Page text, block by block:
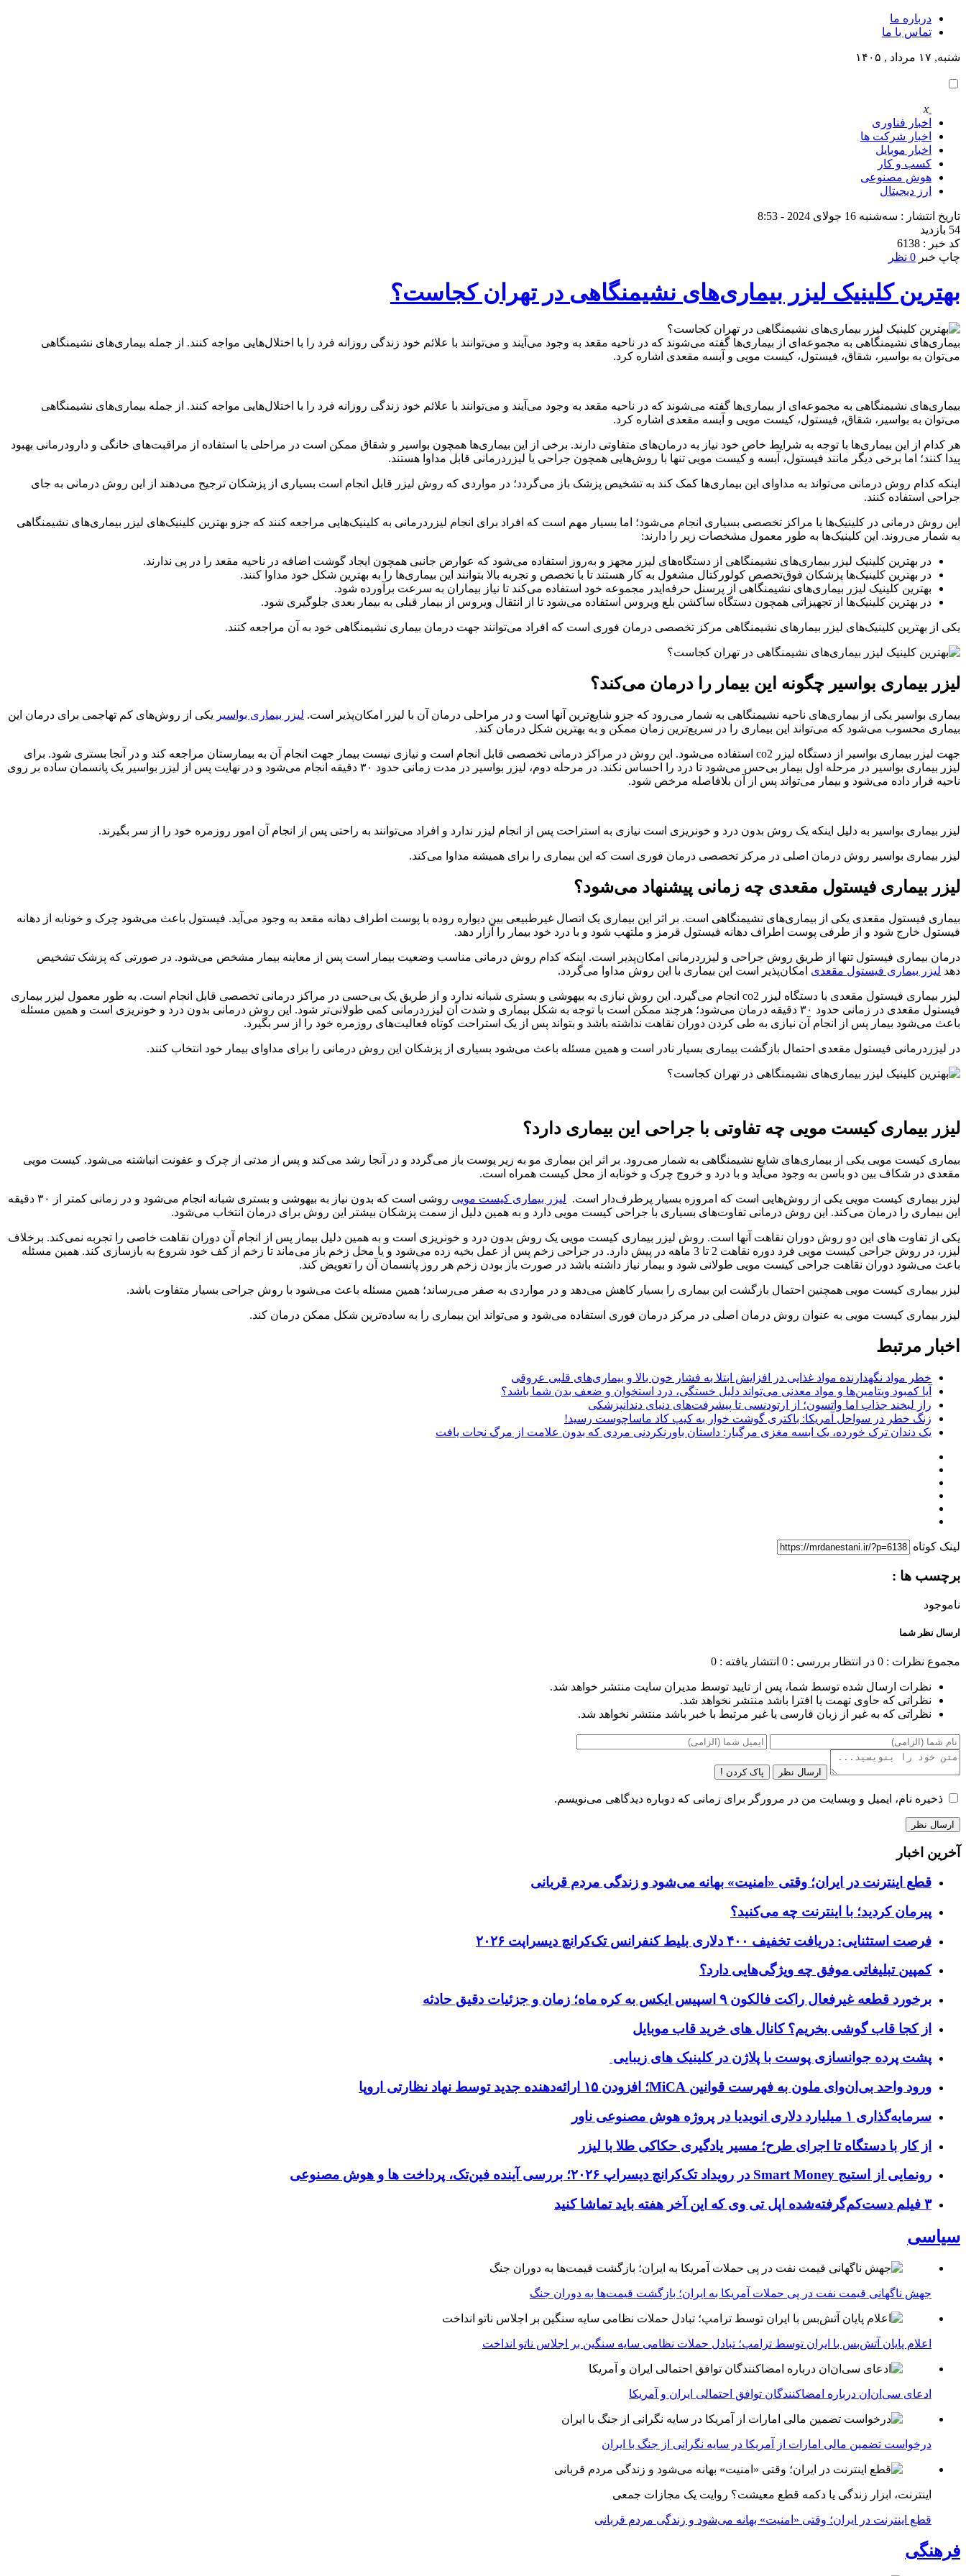
درباره ما
تماس با ما
شنبه, ۱۷ مرداد , ۱۴۰۵
x
اخبار فناوری
اخبار شرکت ها
اخبار موبایل
کسب و کار
هوش مصنوعی
ارز دیجیتال
تاریخ انتشار : سه‌شنبه 16 جولای 2024 - 8:53
54 بازدید
کد خبر : 6138
چاپ خبر 0 نظر
بهترین کلینیک لیزر بیماری‌های نشیمنگاهی در تهران کجاست؟
بیماری‌های نشیمنگاهی به مجموعه‌ای از بیماری‌ها گفته می‌شوند که در ناحیه مقعد به وجود می‌آیند و می‌توانند با علائم خود زندگی روزانه فرد را با اختلال‌هایی مواجه کنند. از جمله بیماری‌های نشیمنگاهی
می‌توان به بواسیر، شقاق، فیستول، کیست مویی و آبسه مقعدی اشاره کرد.
بیماری‌های نشیمنگاهی به مجموعه‌ای از بیماری‌ها گفته می‌شوند که در ناحیه مقعد به وجود می‌آیند و می‌توانند با علائم خود زندگی روزانه فرد را با اختلال‌هایی مواجه کنند. از جمله بیماری‌های نشیمنگاهی
می‌توان به بواسیر، شقاق، فیستول، کیست مویی و آبسه مقعدی اشاره کرد.
هر کدام از این بیماری‌ها با توجه به شرایط خاص خود نیاز به درمان‌های متفاوتی دارند. برخی از این بیماری‌ها همچون بواسیر و شقاق ممکن است در مراحلی با استفاده از مراقبت‌های خانگی و دارودرمانی بهبود
پیدا کنند؛ اما برخی دیگر مانند فیستول، آبسه و کیست مویی تنها با روش‌هایی همچون جراحی یا لیزردرمانی قابل مداوا هستند.
اینکه کدام روش درمانی می‌تواند به مداوای این بیماری‌ها کمک کند به تشخیص پزشک باز می‌گردد؛ در مواردی که روش لیزر قابل انجام است بسیاری از پزشکان ترجیح می‌دهند از این روش درمانی به جای
جراحی استفاده کنند.
این روش درمانی در کلینیک‌ها یا مراکز تخصصی بسیاری انجام می‌شود؛ اما بسیار مهم است که افراد برای انجام لیزردرمانی به کلینیک‌هایی مراجعه کنند که جزو بهترین کلینیک‌های لیزر بیماری‌های نشیمنگاهی
به شمار می‌روند. این کلینیک‌ها به طور معمول مشخصات زیر را دارند:
در بهترین کلینیک لیزر بیماری‌های نشیمنگاهی از دستگاه‌های لیزر مجهز و به‌روز استفاده می‌شود که عوارض جانبی همچون ایجاد گوشت اضافه در ناحیه مقعد را در پی ندارند.
در بهترین کلینیک‌ها پزشکان فوق‌تخصص کولورکتال مشغول به کار هستند تا با تخصص و تجربه بالا بتوانند این بیماری‌ها را به بهترین شکل خود مداوا کنند.
بهترین کلینیک لیزر بیماری‌های نشیمنگاهی از پرسنل حرفه‌ایدر مجموعه خود استفاده می‌کند تا نیاز بیماران به سرعت برآورده شود.
در بهترین کلینیک‌ها از تجهیزاتی همچون دستگاه ساکشن بلع ویروس استفاده می‌شود تا از انتقال ویروس از بیمار قبلی به بیمار بعدی جلوگیری شود.
یکی از بهترین کلینیک‌های لیزر بیمارهای نشیمنگاهی مرکز تخصصی درمان فوری است که افراد می‌توانند جهت درمان بیماری نشیمنگاهی خود به آن مراجعه کنند.
لیزر بیماری بواسیر چگونه این بیمار را درمان می‌کند؟
بیماری بواسیر یکی از بیماری‌های ناحیه نشیمنگاهی به شمار می‌رود که جزو شایع‌ترین آنها است و در مراحلی درمان آن با لیزر امکان‌پذیر است. لیزر بیماری بواسیر یکی از روش‌های کم تهاجمی برای درمان این
بیماری محسوب می‌شود که می‌تواند این بیماری را در سریع‌ترین زمان ممکن و به بهترین شکل درمان کند.
جهت لیزر بیماری بواسیر از دستگاه لیزر co2 استفاده می‌شود. این روش در مراکز درمانی تخصصی قابل انجام است و نیازی نیست بیمار جهت انجام آن به بیمارستان مراجعه کند و در آنجا بستری شود. برای
لیزر بیماری بواسیر در مرحله اول بیمار بی‌حس می‌شود تا درد را احساس نکند. در مرحله دوم، لیزر بواسیر در مدت زمانی حدود ۳۰ دقیقه انجام می‌شود و در نهایت پس از لیزر بواسیر یک پانسمان ساده بر روی
ناحیه قرار داده می‌شود و بیمار می‌تواند پس از آن بلافاصله مرخص شود.
لیزر بیماری بواسیر به دلیل اینکه یک روش بدون درد و خونریزی است نیازی به استراحت پس از انجام لیزر ندارد و افراد می‌توانند به راحتی پس از انجام آن امور روزمره خود را از سر بگیرند.
لیزر بیماری بواسیر روش درمان اصلی در مرکز تخصصی درمان فوری است که این بیماری را برای همیشه مداوا می‌کند.
لیزر بیماری فیستول مقعدی چه زمانی پیشنهاد می‌شود؟
بیماری فیستول مقعدی یکی از بیماری‌های نشیمنگاهی است. بر اثر این بیماری یک اتصال غیرطبیعی بین دیواره روده با پوست اطراف دهانه مقعد به وجود می‌آید. فیستول باعث می‌شود چرک و خونابه از دهانه
فیستول خارج شود و از طرفی پوست اطراف دهانه فیستول قرمز و ملتهب شود و با درد خود بیمار را آزار دهد.
درمان بیماری فیستول تنها از طریق روش جراحی و لیزردرمانی امکان‌پذیر است. اینکه کدام روش درمانی مناسب وضعیت بیمار است پس از معاینه بیمار مشخص می‌شود. در صورتی که پزشک تشخیص
دهد لیزر بیماری فیستول مقعدی امکان‌پذیر است این بیماری با این روش مداوا می‌گردد.
لیزر بیماری فیستول مقعدی با دستگاه لیزر co2 انجام می‌گیرد. این روش نیازی به بیهوشی و بستری شبانه ندارد و از طریق یک بی‌حسی در مراکز درمانی تخصصی قابل انجام است. به طور معمول لیزر بیماری
فیستول مقعدی در زمانی حدود ۳۰ دقیقه درمان می‌شود؛ هرچند ممکن است با توجه به شکل بیماری و شدت آن لیزردرمانی کمی طولانی‌تر شود. این روش درمانی بدون درد و خونریزی است و همین مسئله
باعث می‌شود بیمار پس از انجام آن نیازی به طی کردن دوران نقاهت نداشته باشد و بتواند پس از یک استراحت کوتاه فعالیت‌های روزمره خود را از سر بگیرد.
در لیزردرمانی فیستول مقعدی احتمال بازگشت بیماری بسیار نادر است و همین مسئله باعث می‌شود بسیاری از پزشکان این روش درمانی را برای مداوای بیمار خود انتخاب کنند.
لیزر بیماری کیست مویی چه تفاوتی با جراحی این بیماری دارد؟
بیماری کیست مویی یکی از بیماری‌های شایع نشیمنگاهی به شمار می‌رود. بر اثر این بیماری مو به زیر پوست باز می‌گردد و در آنجا رشد می‌کند و پس از مدتی از چرک و عفونت انباشته می‌شود. کیست مویی
مقعدی در شکاف بین دو باسن به وجود می‌آید و با درد و خروج چرک و خونابه از محل کیست همراه است.
لیزر بیماری کیست مویی یکی از روش‌هایی است که امروزه بسیار پرطرف‌دار است. لیزر بیماری کیست مویی
روشی است که بدون نیاز به بیهوشی و بستری شبانه انجام می‌شود و در زمانی کمتر از ۳۰ دقیقه
این بیماری را درمان می‌کند. این روش درمانی تفاوت‌های بسیاری با جراحی کیست مویی دارد و به همین دلیل از سمت پزشکان بیشتر این روش برای درمان انتخاب می‌شود.
یکی از تفاوت های این دو روش دوران نقاهت آنها است. روش لیزر بیماری کیست مویی یک روش بدون درد و خونریزی است و به همین دلیل بیمار پس از انجام آن دوران نقاهت خاصی را تجربه نمی‌کند. برخلاف
لیزر، در روش جراحی کیست مویی فرد دوره نقاهت 2 تا 3 ماهه در پیش دارد. در جراحی زخم پس از عمل بخیه زده می‌شود و یا محل زخم باز می‌ماند تا زخم از کف خود شروع به بازسازی کند. همین مسئله
باعث می‌شود دوران نقاهت جراحی کیست مویی طولانی شود و بیمار نیاز داشته باشد در صورت باز بودن زخم هر روز پانسمان آن را تعویض کند.
لیزر بیماری کیست مویی همچنین احتمال بازگشت این بیماری را بسیار کاهش می‌دهد و در مواردی به صفر می‌رساند؛ همین مسئله باعث می‌شود با روش جراحی بسیار متفاوت باشد.
لیزر بیماری کیست مویی به عنوان روش درمان اصلی در مرکز درمان فوری استفاده می‌شود و می‌تواند این بیماری را به ساده‌ترین شکل ممکن درمان کند.
اخبار مرتبط
خطر مواد نگهدارنده مواد غذایی در افزایش ابتلا به فشار خون بالا و بیماری‌های قلبی عروقی
آیا کمبود ویتامین‌ها و مواد معدنی می‌تواند دلیل خستگی، درد استخوان و ضعف بدن شما باشد؟
راز لبخند جذاب اما واتسون؛ از ارتودنسی تا پیشرفت‌های دنیای دندانپزشکی
زنگ خطر در سواحل آمریکا: باکتری گوشت خوار به کیپ کاد ماساچوست رسید!
یک دندان ترک خورده، یک ابسه مغزی مرگبار: داستان باورنکردنی مردی که بدون علامت از مرگ نجات یافت
لینک کوتاه
برچسب ها :
ناموجود
ارسال نظر شما
مجموع نظرات : 0 در انتظار بررسی : 0 انتشار یافته : 0
نظرات ارسال شده توسط شما، پس از تایید توسط مدیران سایت منتشر خواهد شد.
نظراتی که حاوی تهمت یا افترا باشد منتشر نخواهد شد.
نظراتی که به غیر از زبان فارسی یا غیر مرتبط با خبر باشد منتشر نخواهد شد.
ارسال نظر پاک کردن !
ذخیره نام، ایمیل و وبسایت من در مرورگر برای زمانی که دوباره دیدگاهی می‌نویسم.
آخرین اخبار
قطع اینترنت در ایران؛ وقتی «امنیت» بهانه می‌شود و زندگی مردم قربانی
پیرمان کردید؛ با اینترنت چه می‌کنید؟
فرصت استثنایی: دریافت تخفیف ۴۰۰ دلاری بلیط کنفرانس تک‌کرانچ دیسراپت ۲۰۲۶
کمپین تبلیغاتی موفق چه ویژگی‌هایی دارد؟
برخورد قطعه غیرفعال راکت فالکون ۹ اسپیس ایکس به کره ماه؛ زمان و جزئیات دقیق حادثه
از کجا قاب گوشی بخریم؟ کانال های خرید قاب موبایل
پشت پرده جوانسازی پوست با پلاژن در کلینیک های زیبایی
ورود واحد بی‌ان‌وای ملون به فهرست قوانین MiCA؛ افزودن ۱۵ ارائه‌دهنده جدید توسط نهاد نظارتی اروپا
سرمایه‌گذاری ۱ میلیارد دلاری انویدیا در پروژه هوش مصنوعی ناور
از کار با دستگاه تا اجرای طرح؛ مسیر یادگیری حکاکی طلا با لیزر
رونمایی از استیج Smart Money در رویداد تک‌کرانچ دیسراپ ۲۰۲۶؛ بررسی آینده فین‌تک، پرداخت‌ ها و هوش مصنوعی
۳ فیلم دست‌کم‌گرفته‌شده اپل تی وی که این آخر هفته باید تماشا کنید
سیاسی
جهش ناگهانی قیمت نفت در پی حملات آمریکا به ایران؛ بازگشت قیمت‌ها به دوران جنگ
اعلام پایان آتش‌بس با ایران توسط ترامپ؛ تبادل حملات نظامی سایه سنگین بر اجلاس ناتو انداخت
ادعای سی‌ان‌ان درباره امضاکنندگان توافق احتمالی ایران و آمریکا
درخواست تضمین مالی امارات از آمریکا در سایه نگرانی از جنگ با ایران
اینترنت، ابزار زندگی یا دکمه قطع معیشت؟ روایت یک مجازات جمعی
قطع اینترنت در ایران؛ وقتی «امنیت» بهانه می‌شود و زندگی مردم قربانی
فرهنگی